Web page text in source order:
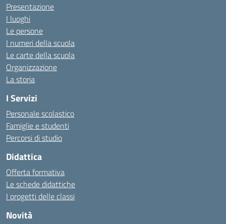
Presentazione
I luoghi
Le persone
I numeri della scuola
Le carte della scuola
Organizzazione
La storia
I Servizi
Personale scolastico
Famiglie e studenti
Percorsi di studio
Didattica
Offerta formativa
Le schede didattiche
I progetti delle classi
Novità